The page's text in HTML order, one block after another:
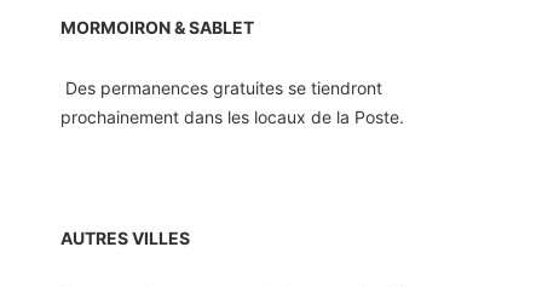
MORMOIRON & SABLET
Des permanences gratuites se tiendront
prochainement dans les locaux de la Poste.
AUTRES VILLES